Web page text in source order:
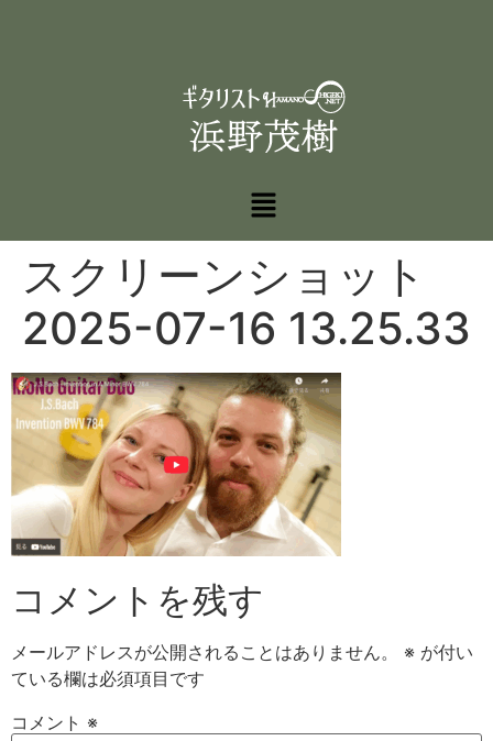
スクリーンショット
2025-07-16 13.25.33
コメントを残す
メールアドレスが公開されることはありません。 ※ が付い
ている欄は必須項目です
コメント ※